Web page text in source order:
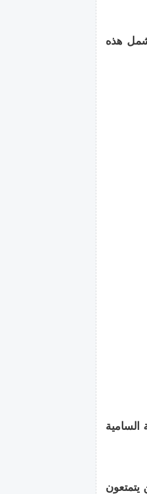
هذه
السامية
يتمتعون